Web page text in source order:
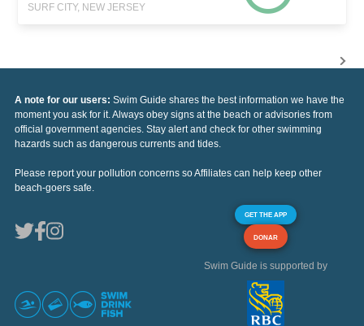
SURF CITY, NEW JERSEY
A note for our users: Swim Guide shares the best information we have the
moment you ask for it. Always obey signs at the beach or advisories from
official government agencies. Stay alert and check for other swimming
hazards such as dangerous currents and tides.
Please report your pollution concerns so Affiliates can help keep other
beach-goers safe.
GET THE APP
DONAR
Swim Guide is supported by